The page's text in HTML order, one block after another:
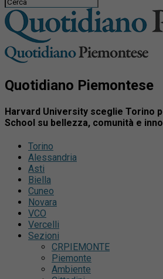
Quotidiano Piemontese
Harvard University sceglie Torino
School su bellezza, comunità e
Torino
Alessandria
Asti
Biella
Cuneo
Novara
VCO
Vercelli
Sezioni
CRPIEMONTE
Piemonte
Ambiente